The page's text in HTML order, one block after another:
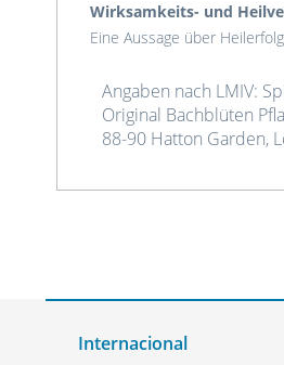
Wirksamkeits- und
Eine Aussage über
Angaben nach LMIV:
Original Bachblüten
88-90 Hatton Garden,
Internacional